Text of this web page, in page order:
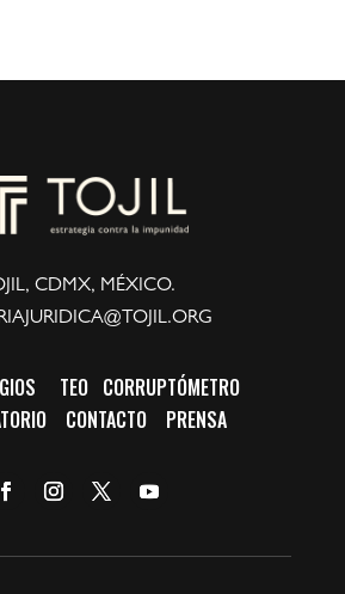
CDMX, MÉXICO.
TEO CORRUPTÓMETRO
CONTACTO PRENSA